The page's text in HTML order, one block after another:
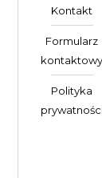
Kontakt
Formularz
kontaktowy
Polityka